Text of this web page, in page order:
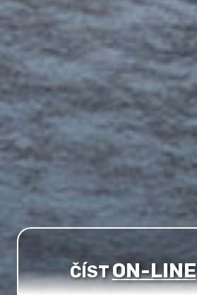
ČÍSTON-LINE